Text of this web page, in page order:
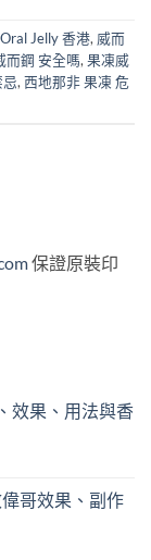
Jelly 香港, 威而
而鋼 安全嗎, 果凍威
, 西地那非 果凍 危
保證原裝印
效果、用法與香
哥效果、副作